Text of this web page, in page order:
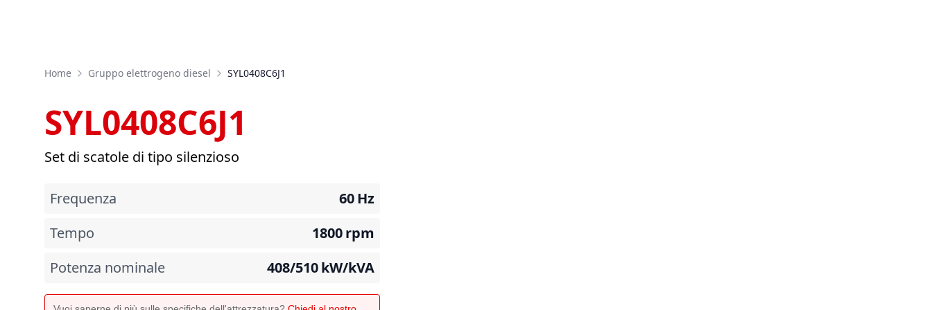
Home Gruppo elettrogeno diesel SYL0408C6J1
SYL0408C6J1
Set di scatole di tipo silenzioso
Frequenza 60Hz
Tempo
1800rpm
Potenza nominale
408/510kW/kVA